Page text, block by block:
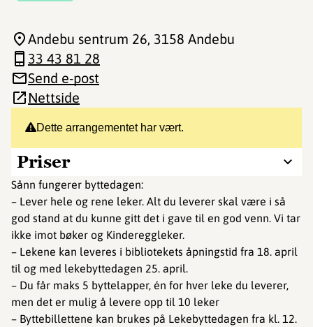
Dette arrangementet har vært.
Priser
Sånn fungerer byttedagen:
– Lever hele og rene leker. Alt du leverer skal være i så
god stand at du kunne gitt det i gave til en god venn. Vi tar
ikke imot bøker og Kindereggleker.
– Lekene kan leveres i bibliotekets åpningstid fra 18. april
til og med lekebyttedagen 25. april.
– Du får maks 5 byttelapper, én for hver leke du leverer,
men det er mulig å levere opp til 10 leker
– Byttebillettene kan brukes på Lekebyttedagen fra kl. 12.
Andebu sentrum 26, 3158 Andebu
33 43 81 28
Send e-post
Nettside